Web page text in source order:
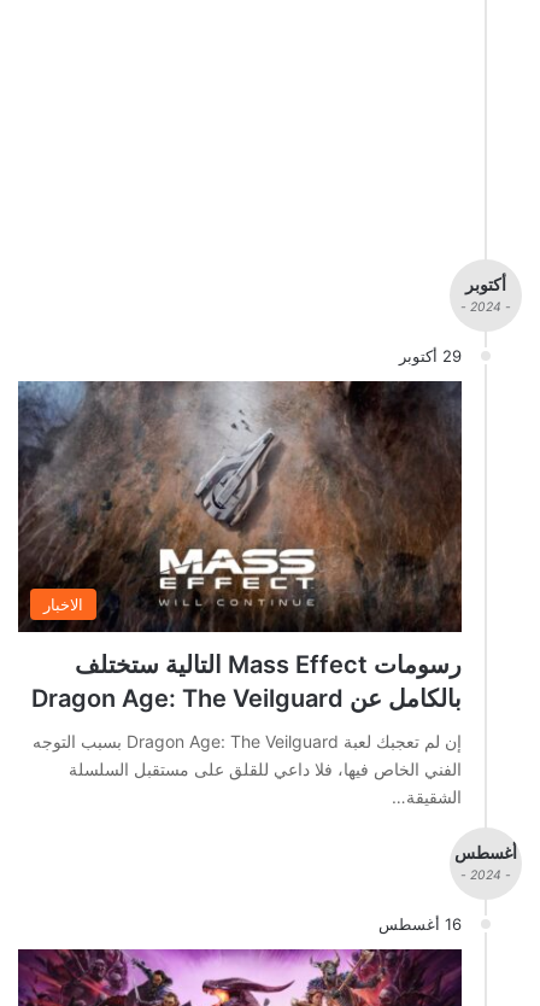
أكتوبر
- 2024 -
29 أكتوبر
الاخبار
رسومات Mass Effect التالية ستختلف
بالكامل عن Dragon Age: The Veilguard
إن لم تعجبك لعبة Dragon Age: The Veilguard بسبب التوجه
الفني الخاص فيها، فلا داعي للقلق على مستقبل السلسلة
الشقيقة…
أغسطس
- 2024 -
16 أغسطس